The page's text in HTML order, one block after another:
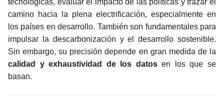
camino hacia la plena electrificación, especialmente en
los países en desarrollo. También son fundamentales para
impulsar la descarbonización y el desarrollo sostenible.
Sin embargo, su precisión depende en gran medida de la
calidad y exhaustividad de los datosen los que se
basan.